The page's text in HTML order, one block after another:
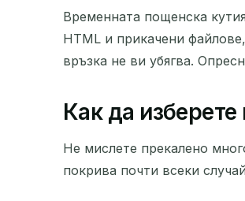
Временната пощенска
HTML и прикачени
връзка не ви убягва.
Как да
Не мислете прекалено
покрива почти всеки